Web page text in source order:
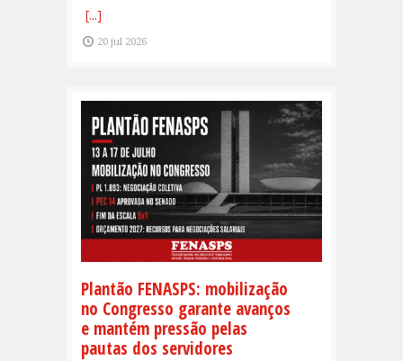
[...]
20 jul 2026
Plantão FENASPS: mobilização
no Congresso garante avanços
e mantém pressão pelas
pautas dos servidores